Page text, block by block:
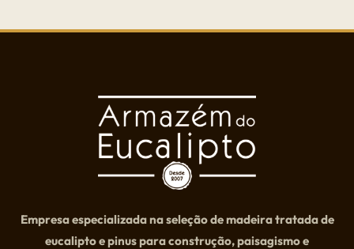
Empresa especializada na seleção de madeira tratada de
eucalipto e pinus para construção, paisagismo e